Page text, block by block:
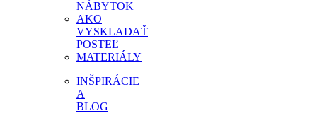
NÁBYTOK
AKO
VYSKLADAŤ
POSTEĽ
MATERIÁLY
INŠPIRÁCIE
A
BLOG